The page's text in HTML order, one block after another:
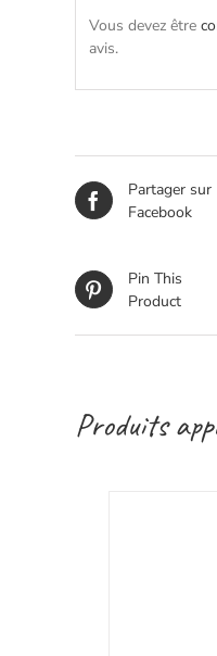
Vous devez être
avis.
Partager sur
Facebook
Pin This
Product
Produits